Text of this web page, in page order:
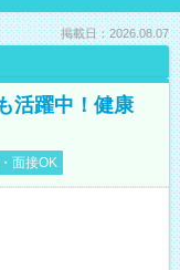
掲載日：2026.08.07
活躍中！健康
面接OK